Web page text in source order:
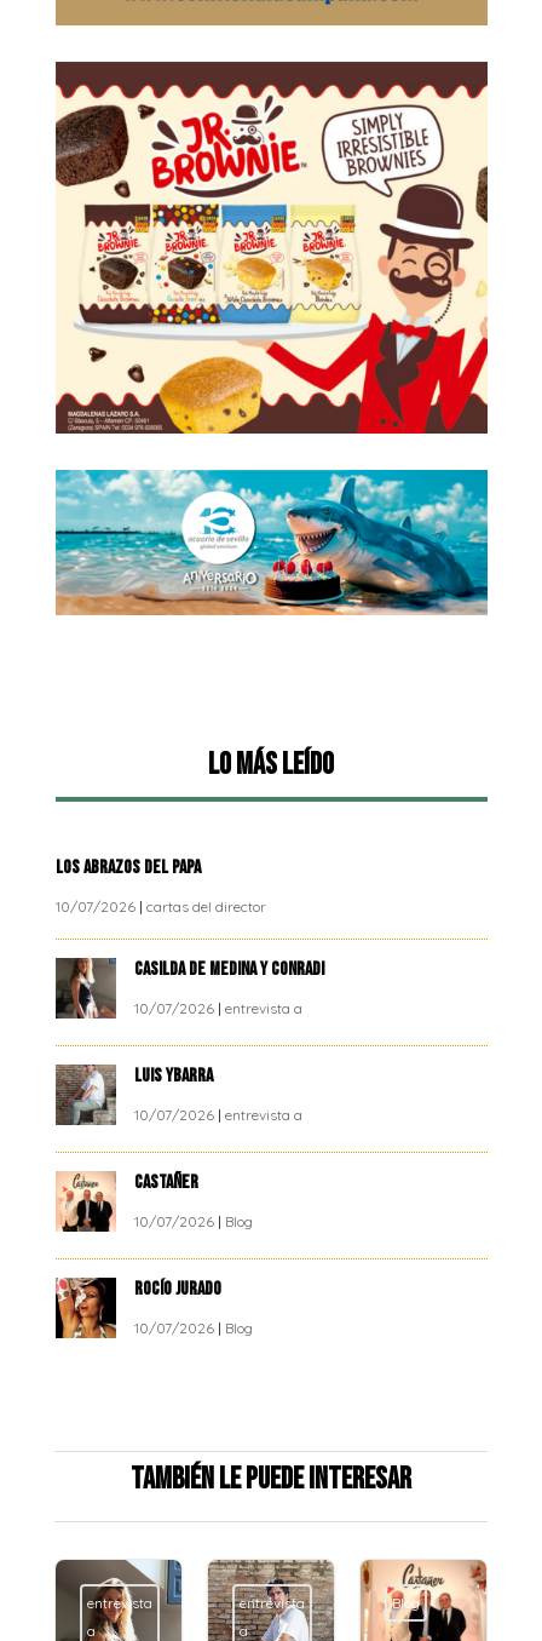
Lo más leído
LOS ABRAZOS DEL PAPA
10/07/2026| cartas del director
CASILDA DE MEDINA Y CONRADI
10/07/2026| entrevista a
LUIS YBARRA
10/07/2026| entrevista a
CASTAÑER
10/07/2026| Blog
ROCÍO JURADO
10/07/2026| Blog
También le puede interesar
entrevista
a
entrevista
a
Blog